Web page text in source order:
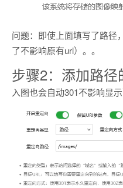
问题：即使上面填写了路径
了不影响原有url）。。
步骤2：添加路径
入图也会自动301不影响显示